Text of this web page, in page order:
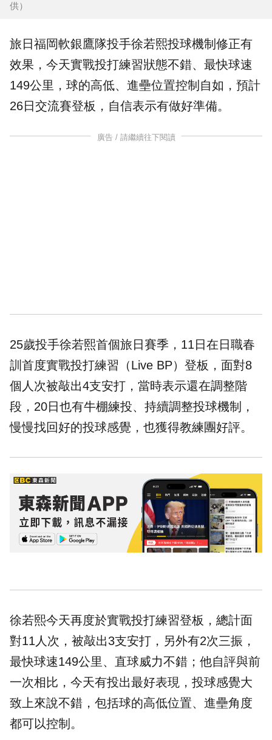
供）
旅日 福岡軟銀鷹隊投手徐若熙投球機制修正有
效果，今天實戰投打練習狀態不錯、最快球速
149公里，球的高低、進壘位置控制自如，預計
26日交流賽登板，自信表示有做好準備。
廣告 / 請繼續往下閱讀
25歲投手徐若熙首個旅日賽季，11日在日職春
訓首度實戰投打練習（Live BP）登板，面對8
個人次被敲出4支安打，當時表示還在調整階
段，20日也有牛棚練投、持續調整投球機制，
慢慢找回好的投球感覺，也獲得教練團好評。
徐若熙今天再度於實戰投打練習登板，總計面
對11人次，被敲出3支安打，另外有2次三振，
最快球速149公里、直球威力不錯；他自評與前
一次相比，今天有投出最好表現，投球感覺大
致上來說不錯，包括球的高低位置、進壘角度
都可以控制。